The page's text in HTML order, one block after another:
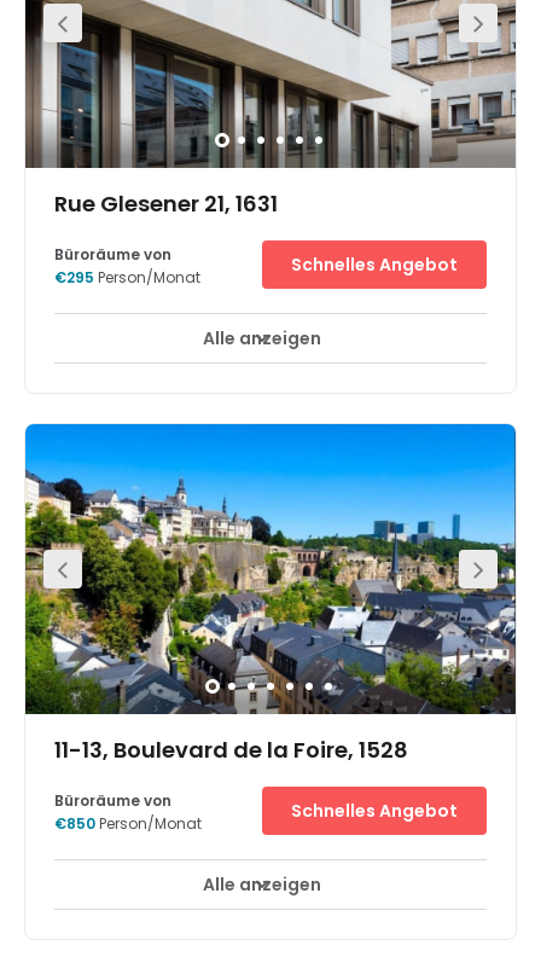
Rue Glesener 21, 1631
24-Stunden-Zugang Break-Out Bereiche
contemporary private offices and open spaces. Here,
complete with spacious meeting rooms, modern lounges
and event spaces. The airport can easily be reached
comfortably by bus in under 30 minutes, perfect for
hosting international contacts. This neighbourhood in
which the centre operates brings together a variety of
sectors and job profiles, so you can experience a range
of networking opportunities like no other.
Büroräume von
€295 Person/Monat
Schnelles Angebot
Alle anzeigen
11-13, Boulevard de la Foire, 1528
24-Stunden-Zugang Break-Out Bereiche
Büroräume von
€850Person/Monat
Schnelles Angebot
Alle anzeigen